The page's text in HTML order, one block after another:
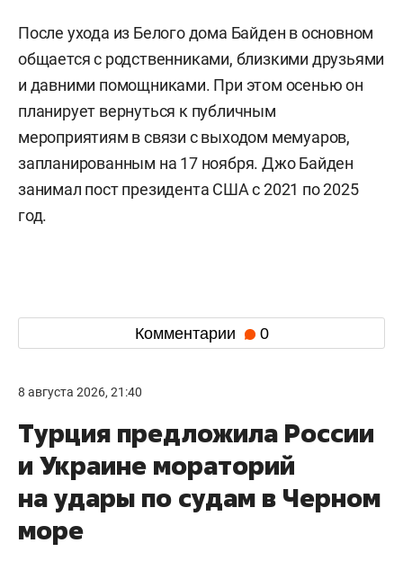
После ухода из Белого дома Байден в основном
общается с родственниками, близкими друзьями
и давними помощниками. При этом осенью он
планирует вернуться к публичным
мероприятиям в связи с выходом мемуаров,
запланированным на 17 ноября. Джо Байден
занимал пост президента США с 2021 по 2025
год.
Комментарии 0
8 августа 2026, 21:40
Турция предложила России
и Украине мораторий
на удары по судам в Черном
море